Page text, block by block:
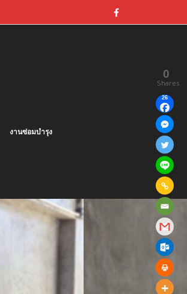
งานซ่อมบำรุง
0
Shares
26